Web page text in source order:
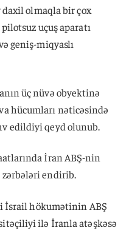
olmaqla bir çox
uçuş aparatı
geniş-miqyaslı
üç nüvə obyektinə
hücumları nəticəsində
edildiyi qeyd olunub.
İran ABŞ-nin
zərbələri endirib.
İsrail hökumətinin ABŞ
ilə İranla atəşkəsə